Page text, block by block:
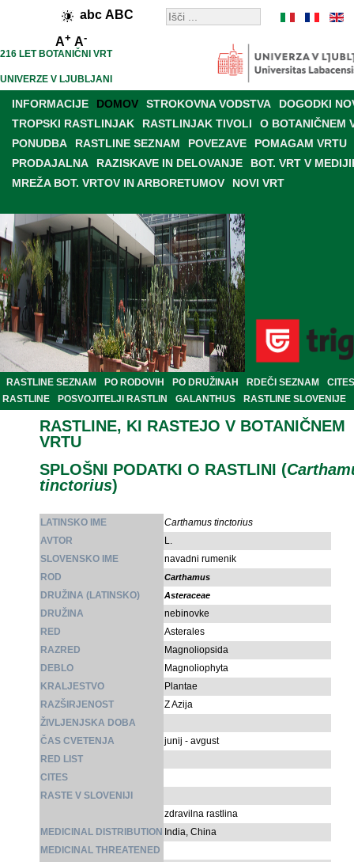
abc ABC
A+ A-
216 LET BOTANIČNI VRT
UNIVERZE V LJUBLJANI
INFORMACIJE DOMOV STROKOVNA VODSTVA
DOGODKI
TROPSKI RASTLINJAK
RASTLINJAK TIVOLI
O BOTANIČNEM
PONUDBA
RASTLINE SEZNAM POVEZAVE
POMAGAM VRTU
PRODAJALNA
RAZISKAVE IN DELOVANJE
BOT. VRT V
MREŽA BOT. VRTOV IN ARBORETUMOV
NOVI VRT
RASTLINE SEZNAM PO RODOVIH PO DRUŽINAH RDEČI SEZNAM
CITES
RASTLINE
POSVOJITELJI RASTLIN GALANTHUS RASTLINE SLOVENIJE
RASTLINE, KI RASTEJO V BOTANIČNEM
VRTU
SPLOŠNI PODATKI O RASTLINI (
tinctorius)
LATINSKO IME
Carthamus tinctorius
AVTOR
L.
SLOVENSKO IME
navadni rumenik
ROD
Carthamus
DRUŽINA (LATINSKO) Asteraceae
DRUŽINA
nebinovke
RED
Asterales
RAZRED
Magnoliopsida
DEBLO
Magnoliophyta
KRALJESTVO
Plantae
RAZŠIRJENOST
Z Azija
ŽIVLJENJSKA DOBA
ČAS CVETENJA
junij - avgust
RED LIST
CITES
RASTE V SLOVENIJI
zdravilna rastlina
MEDICINAL DISTRIBUTION India, China
MEDICINAL THREATENED